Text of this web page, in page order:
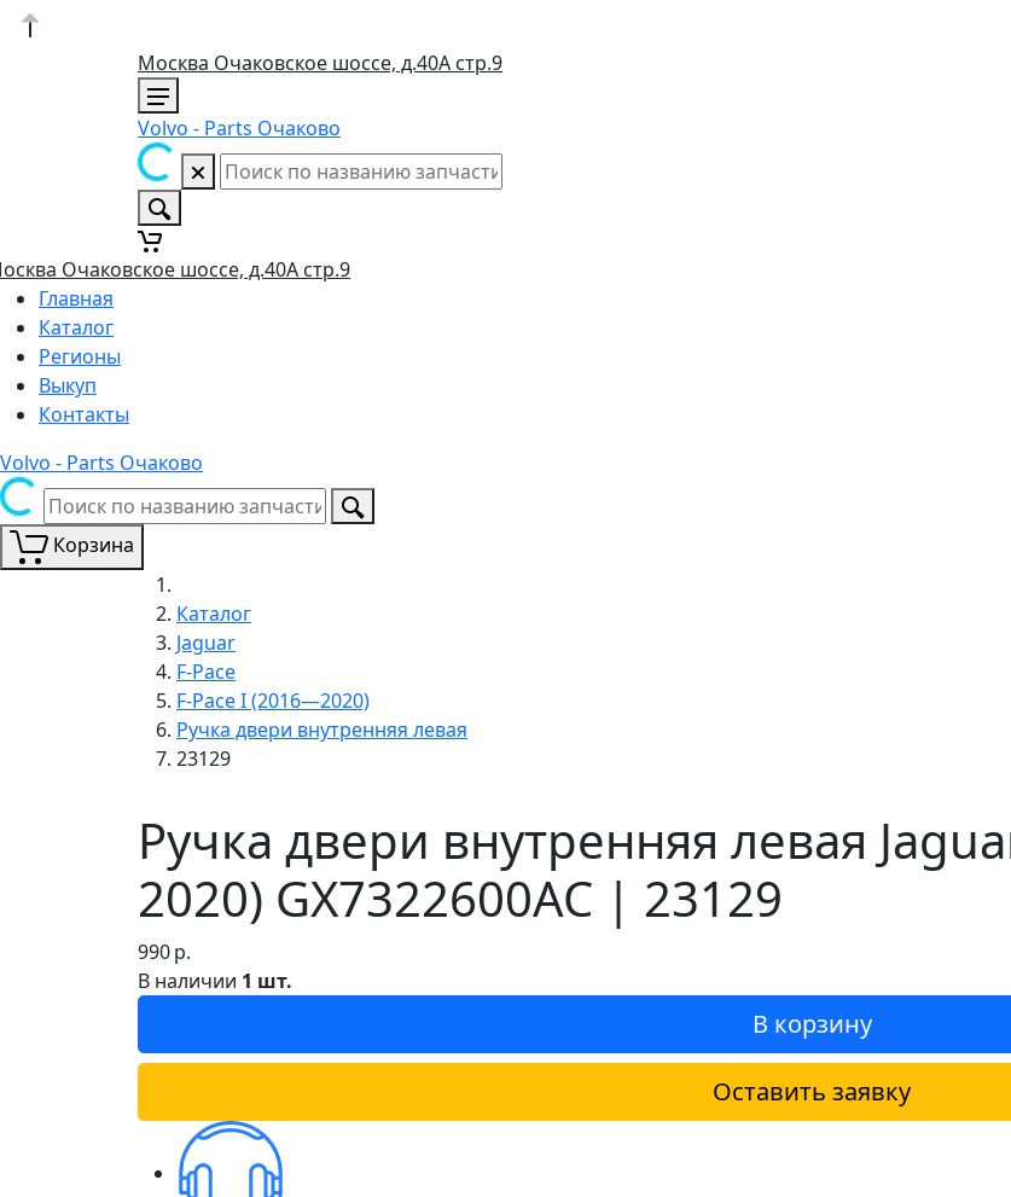
Москва Очаковское шоссе, д.40А стр.9
Volvo - Parts Очаково
Очаковское шоссе, д.40А стр.9
Главная
Каталог
Регионы
Выкуп
Контакты
Volvo - Parts Очаково
Корзина
Каталог
Jaguar
F-Pace
F-Pace I (2016—2020)
Ручка двери внутренняя левая
23129
Ручка двери внутренняя левая
2020) GX7322600AC | 23129
990р.
В наличии 1 шт.
В корзину
Оставить заявку